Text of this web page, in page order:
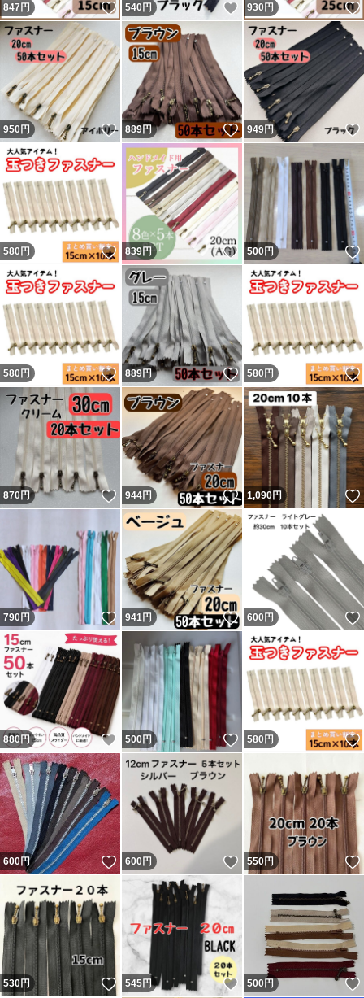
847 円 いいね！
540 円 いいね！
930 円
950円 いいね！
889円 いいね！
949円
580 円 いいね！
839円 いいね！
500円
580 円 いいね！
889円 いいね！
580 円
870円 いいね！
944円 いいね！
1,090円
790円 いいね！
941円 いいね！
600 円
880円 いいね！
500円 いいね！
580 円
600円 いいね！
600円 いいね！
550円
530円 いいね！
545円 いいね！
500円